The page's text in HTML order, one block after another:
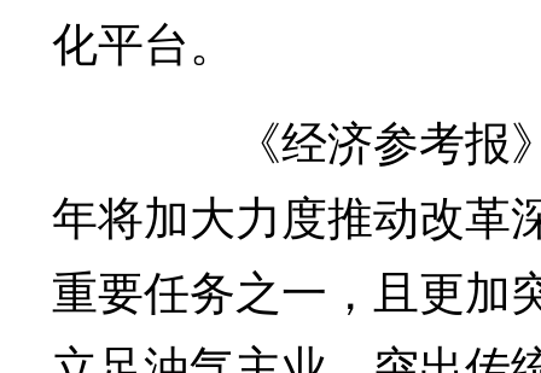
化平台。
《经济参考报》记
年将加大力度推动改革
重要任务之一，且更加